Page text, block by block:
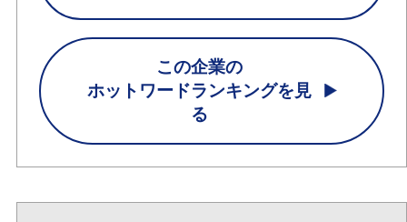
この企業の
ホットワードランキングを見
る